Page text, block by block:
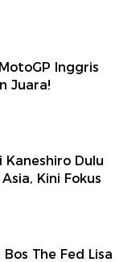
Inggris
Juara!
Kaneshiro Dulu
Kini Fokus
The Fed Lisa